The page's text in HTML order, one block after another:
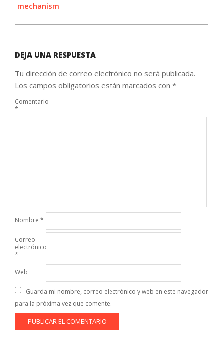
mechanism
DEJA UNA RESPUESTA
Tu dirección de correo electrónico no será publicada.
Los campos obligatorios están marcados con *
Comentario
*
Nombre *
Correo
electrónico
*
Web
Guarda mi nombre, correo electrónico y web en este navegador
para la próxima vez que comente.